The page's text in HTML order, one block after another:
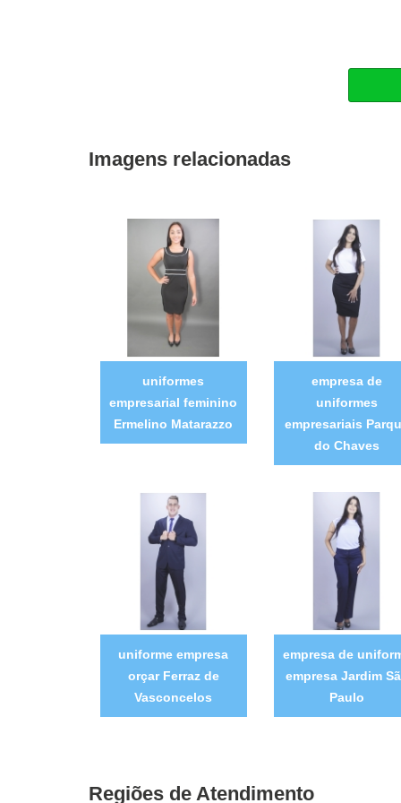
Imagens relacionadas
uniformes
empresarial feminino
Ermelino Matarazzo
empresa de
uniformes
empresariais
do Chaves
uniforme empresa
orçar Ferraz de
Vasconcelos
empresa de
empresa Jardim
Paulo
Regiões de Atendimento